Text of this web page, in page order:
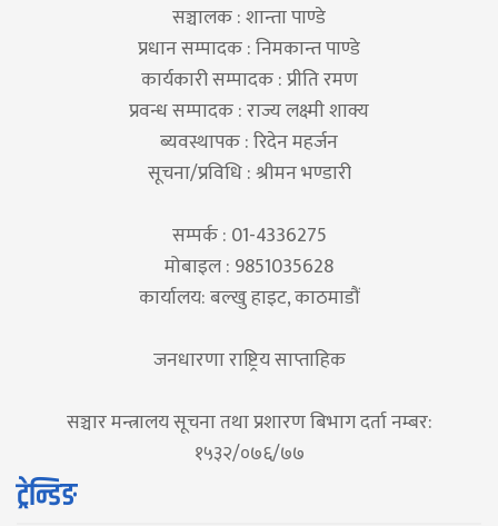
सञ्चालक : शान्ता पाण्डे
प्रधान सम्पादक : निमकान्त पाण्डे
कार्यकारी सम्पादक : प्रीति रमण
प्रवन्ध सम्पादक : राज्य लक्ष्मी शाक्य
ब्यवस्थापक : रिदेन महर्जन
सूचना/प्रविधि : श्रीमन भण्डारी
सम्पर्क : 01-4336275
मोबाइल : 9851035628
कार्यालय: बल्खु हाइट, काठमाडौं
जनधारणा राष्ट्रिय साप्ताहिक
सञ्चार मन्त्रालय सूचना तथा प्रशारण बिभाग दर्ता नम्बर:
१५३२/०७६/७७
ट्रेन्डिङ